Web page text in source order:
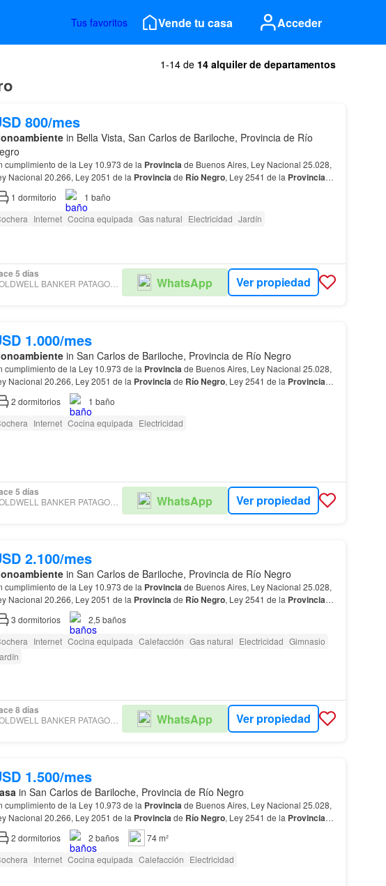
Tus favoritos Vende tu casa Acceder
1-14 de 14 alquiler de departamentos
800/mes
in Bella Vista, San Carlos de Bariloche, Provincia de Río
cumplimiento de la Ley 10.973 de la Provinciade Buenos Aires, Ley Nacional 25.028,
Nacional 20.266, Ley 2051 de la Provinciade RíoNegro, Ley 2541 de la Provincia
Río , Ley 2538 CMyCPN de la
1 dormitorio 1 baño
Internet Cocina equipada Gas natural Electricidad Jardín
5 días
COLDWELL BANKER PATAGONIA LAKES BARILOCHE WhatsApp Ver propiedad
1.000/mes
in San Carlos de Bariloche, Provincia de Río Negro
cumplimiento de la Ley 10.973 de la Provinciade Buenos Aires, Ley Nacional 25.028,
Nacional 20.266, Ley 2051 de la Provinciade RíoNegro, Ley 2541 de la Provincia
Río , Ley 2538 CMyCPN de la
2 dormitorios 1 baño
Internet Cocina equipada Electricidad
5 días
COLDWELL BANKER PATAGONIA LAKES BARILOCHE WhatsApp Ver propiedad
2.100/mes
in San Carlos de Bariloche, Provincia de Río Negro
cumplimiento de la Ley 10.973 de la Provinciade Buenos Aires, Ley Nacional 25.028,
Nacional 20.266, Ley 2051 de la Provinciade RíoNegro, Ley 2541 de la Provincia
Río , Ley 2538 CMyCPN de la
3 dormitorios 2,5 baños
Internet Cocina equipada Calefacción Gas natural Electricidad Gimnasio
8 días
COLDWELL BANKER PATAGONIA LAKES BARILOCHE WhatsApp Ver propiedad
1.500/mes
in San Carlos de Bariloche, Provincia de Río Negro
cumplimiento de la Ley 10.973 de la Provinciade Buenos Aires, Ley Nacional 25.028,
Nacional 20.266, Ley 2051 de la Provinciade RíoNegro, Ley 2541 de la Provincia
Río , Ley 2538 CMyCPN de laProvincia
2 dormitorios 2 baños
74 m²
Internet Cocina equipada Calefacción Electricidad